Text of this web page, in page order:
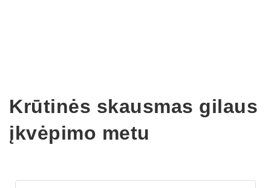
Krūtinės skausmas gilaus
įkvėpimo metu